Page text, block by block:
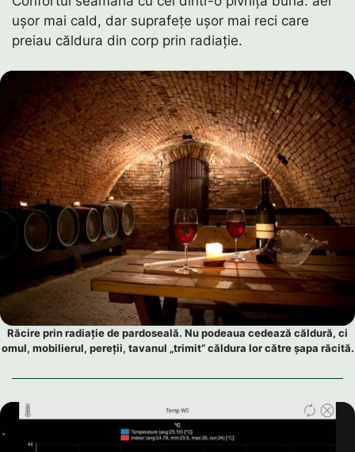
ușor mai cald, dar suprafețe ușor mai reci care
preiau căldura din corp prin radiație.
Răcire prin radiație de pardoseală. Nu podeaua cedează căldură, ci
omul, mobilierul, pereții, tavanul „trimit” căldura lor către șapa răcită.